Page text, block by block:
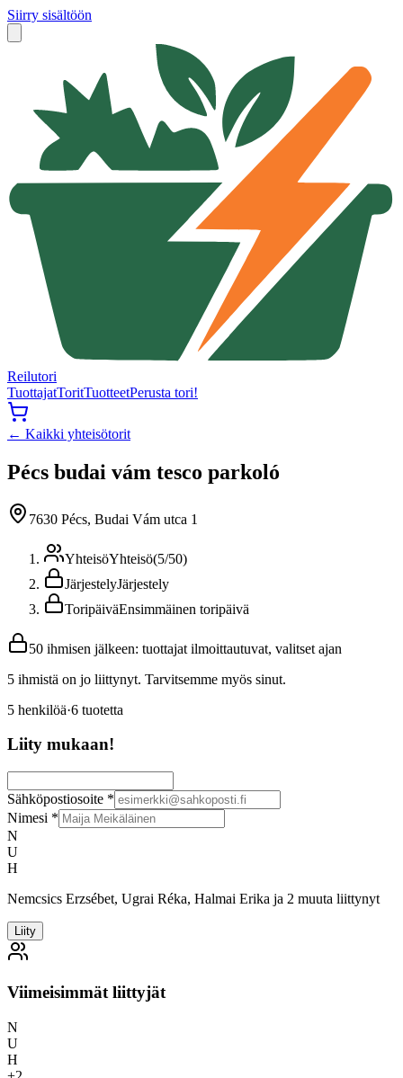
Siirry sisältöön
Reilutori
TuottajatToritTuotteetPerusta tori!
← Kaikki yhteisötorit
Pécs budai vám tesco parkoló
7630 Pécs, Budai Vám utca 1
YhteisöYhteisö(5/50)
JärjestelyJärjestely
ToripäiväEnsimmäinen toripäivä
50 ihmisen jälkeen: tuottajat ilmoittautuvat, valitset ajan
5 ihmistä on jo liittynyt. Tarvitsemme myös sinut.
5 henkilöä·6 tuotetta
Liity mukaan!
Sähköpostiosoite *
Nimesi *
N
U
H
Nemcsics Erzsébet, Ugrai Réka, Halmai Erika ja 2 muuta liittynyt
Liity
Viimeisimmät liittyjät
N
U
H